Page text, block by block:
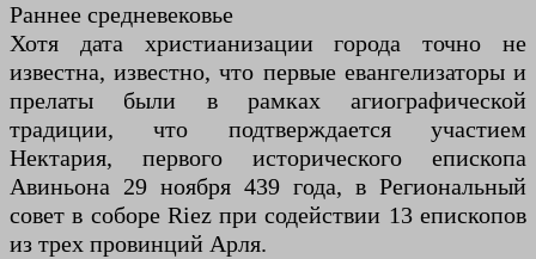
Раннее средневековье
Хотя дата христианизации города точно не
известна, известно, что первые евангелизаторы и
прелаты были в рамках агиографической
традиции, что подтверждается участием
Нектария, первого исторического епископа
Авиньона 29 ноября 439 года, в Региональный
совет в соборе Riez при содействии 13 епископов
из трех провинций Арля.